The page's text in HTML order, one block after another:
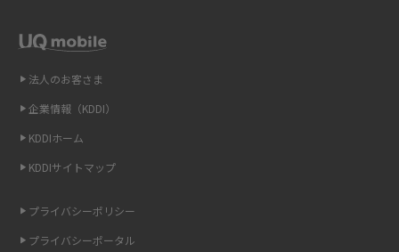
スマホや携帯端末の通信速度制限とは？回避のコツや解除のタイミング・
LINEの通知がこない時の原因と対処法9選！設定の確認手順も解説
スマホのウィジェットとは？iPhone・Androidの設定方法やおススメを紹
法人のお客さま
企業情報（KDDI）
KDDIホーム
KDDIサイトマップ
プライバシーポリシー
プライバシーポータル